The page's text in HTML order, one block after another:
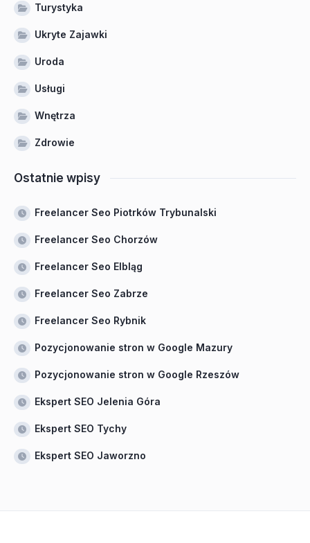
Turystyka
Ukryte Zajawki
Uroda
Usługi
Wnętrza
Zdrowie
Ostatnie wpisy
Freelancer Seo Piotrków Trybunalski
Freelancer Seo Chorzów
Freelancer Seo Elbląg
Freelancer Seo Zabrze
Freelancer Seo Rybnik
Pozycjonowanie stron w Google Mazury
Pozycjonowanie stron w Google Rzeszów
Ekspert SEO Jelenia Góra
Ekspert SEO Tychy
Ekspert SEO Jaworzno